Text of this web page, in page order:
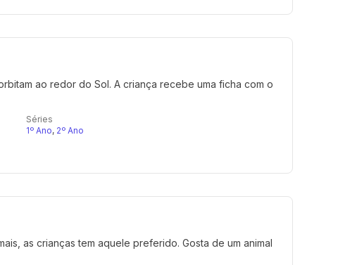
ao redor do Sol. A criança recebe uma ficha com o
Séries
1º Ano, 2º Ano
as crianças tem aquele preferido. Gosta de um animal